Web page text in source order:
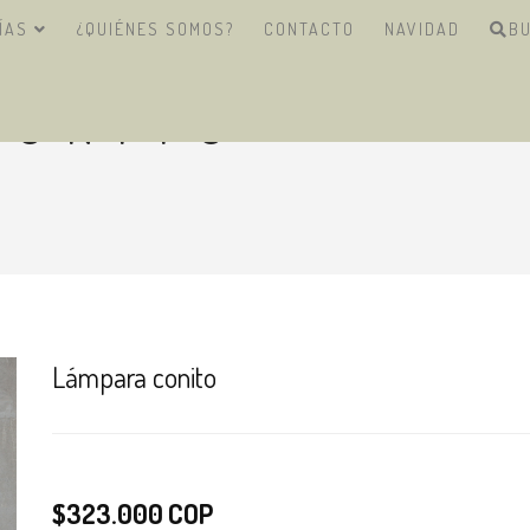
¿QUIÉNES SOMOS? CONTACTO NAVIDAD
Lámpara conito
$323.000 COP